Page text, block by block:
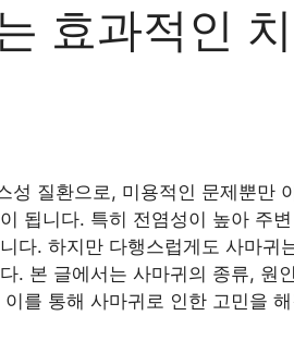
효과적인
성 질환으로, 미용적인 문제뿐만
됩니다. 특히 전염성이 높아 주
다. 하지만 다행스럽게도 사마귀
. 본 글에서는 사마귀의 종류, 원
를 통해 사마귀로 인한 고민을